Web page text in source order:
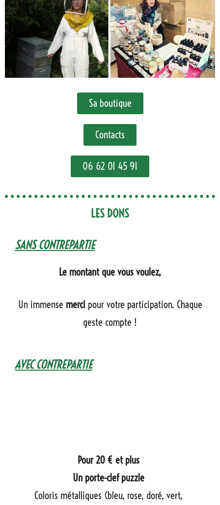
Sa boutique
Contacts
06 62 01 45 91
LES DONS
SANS CONTREPARTIE
Le montant que vous voulez,
Un immense mercipour votre participation. Chaque
geste compte !
AVEC CONTREPARTIE
Pour 20 € et plus
Un porte-clef puzzle
Coloris métalliques (bleu, rose, doré, vert,